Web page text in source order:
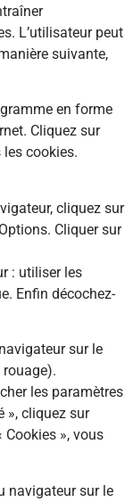
L’utilisateur peut
suivante,
en forme
Cliquez sur
cookies.
cliquez sur
Cliquer sur
: utiliser les
Enfin décochez-
sur le
les paramètres
», cliquez sur
», vous
navigateur sur le